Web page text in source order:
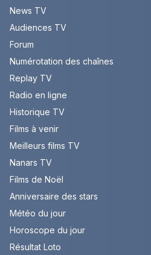
News TV
Audiences TV
Forum
Numérotation des chaînes
Replay TV
Radio en ligne
Historique TV
Films à venir
Meilleurs films TV
Nanars TV
Films de Noël
Anniversaire des stars
Météo du jour
Horoscope du jour
Résultat Loto